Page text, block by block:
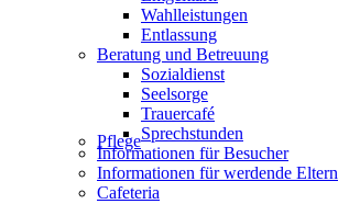
Pflege
Wahlleistungen
Entlassung
Beratung und Betreuung
Sozialdienst
Seelsorge
Trauercafé
Sprechstunden
Informationen für Besucher
Informationen für werdende Eltern
Cafeteria